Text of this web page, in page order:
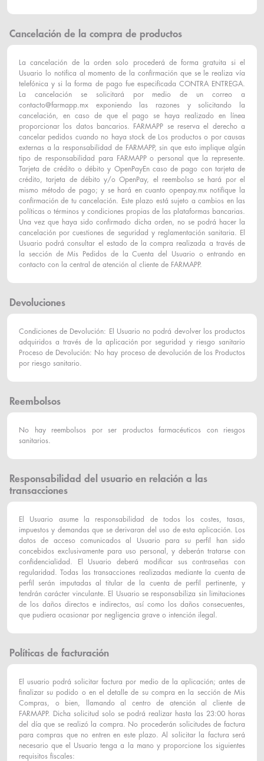
Cancelación de la compra de productos
La cancelación de la orden solo procederá de forma gratuita si el
Usuario lo notifica al momento de la confirmación que se le realiza vía
telefónica y si la forma de pago fue especificada CONTRA ENTREGA.
La cancelación se solicitará por medio de un correo a
contacto@farmapp.mx exponiendo las razones y solicitando la
cancelación, en caso de que el pago se haya realizado en línea
proporcionar los datos bancarios. FARMAPP se reserva el derecho a
cancelar pedidos cuando no haya stock de Los productos o por causas
externas a la responsabilidad de FARMAPP, sin que esto implique algún
tipo de responsabilidad para FARMAPP o personal que la represente.
Tarjeta de crédito o débito y OpenPayEn caso de pago con tarjeta de
crédito, tarjeta de débito y/o OpenPay, el reembolso se hará por el
mismo método de pago; y se hará en cuanto openpay.mx notifique la
confirmación de tu cancelación. Este plazo está sujeto a cambios en las
políticas o términos y condiciones propias de las plataformas bancarias.
Una vez que haya sido confirmado dicha orden, no se podrá hacer la
cancelación por cuestiones de seguridad y reglamentación sanitaria. El
Usuario podrá consultar el estado de la compra realizada a través de
la sección de Mis Pedidos de la Cuenta del Usuario o entrando en
contacto con la central de atención al cliente de FARMAPP.
Devoluciones
Condiciones de Devolución: El Usuario no podrá devolver los productos
adquiridos a través de la aplicación por seguridad y riesgo sanitario
Proceso de Devolución: No hay proceso de devolución de los Productos
por riesgo sanitario.
Reembolsos
No hay reembolsos por ser productos farmacéuticos con riesgos
sanitarios.
Responsabilidad del usuario en relación a las
transacciones
El Usuario asume la responsabilidad de todos los costes, tasas,
impuestos y demandas que se derivaran del uso de esta aplicación. Los
datos de acceso comunicados al Usuario para su perfil han sido
concebidos exclusivamente para uso personal, y deberán tratarse con
confidencialidad. El Usuario deberá modificar sus contraseñas con
regularidad. Todas las transacciones realizadas mediante la cuenta de
perfil serán imputadas al titular de la cuenta de perfil pertinente, y
tendrán carácter vinculante. El Usuario se responsabiliza sin limitaciones
de los daños directos e indirectos, así como los daños consecuentes,
que pudiera ocasionar por negligencia grave o intención ilegal.
Políticas de facturación
El usuario podrá solicitar factura por medio de la aplicación; antes de
finalizar su podido o en el detalle de su compra en la sección de Mis
Compras, o bien, llamando al centro de atención al cliente de
FARMAPP. Dicha solicitud solo se podrá realizar hasta las 23:00 horas
del día que se realizó la compra. No procederán solicitudes de factura
para compras que no entren en este plazo. Al solicitar la factura será
necesario que el Usuario tenga a la mano y proporcione los siguientes
requisitos fiscales: